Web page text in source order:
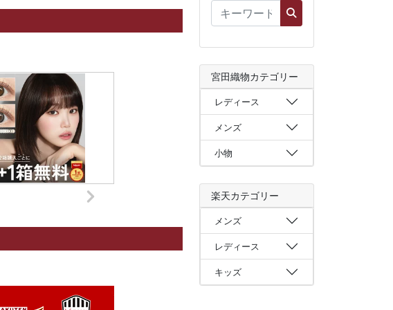
宮田織物カテゴリー
レディース
メンズ
小物
楽天カテゴリー
メンズ
レディース
キッズ